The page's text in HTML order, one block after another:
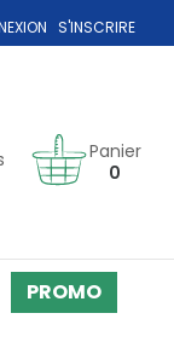
S'INSCRIRE
Panier
0
PROMO